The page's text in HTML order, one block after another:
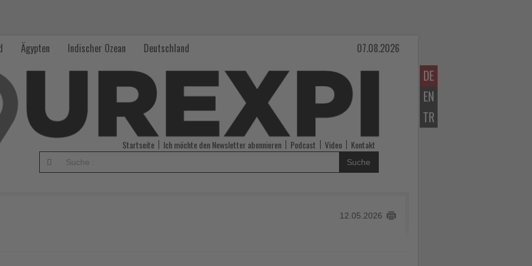
DE
EN
TR
Ägypten Indischer Ozean Deutschland 07.08.2026
Startseite Ich möchte den Newsletter abonnieren Podcast Video Kontakt
Suche
12.05.2026